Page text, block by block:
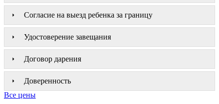
Согласие на выезд ребенка за границу
Удостоверение завещания
Договор дарения
Доверенность
Все цены